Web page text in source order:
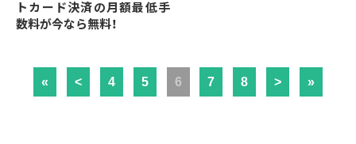
トカード決済の月額最低手
数料が今なら無料！
« < 4 5 6 7 8 > »